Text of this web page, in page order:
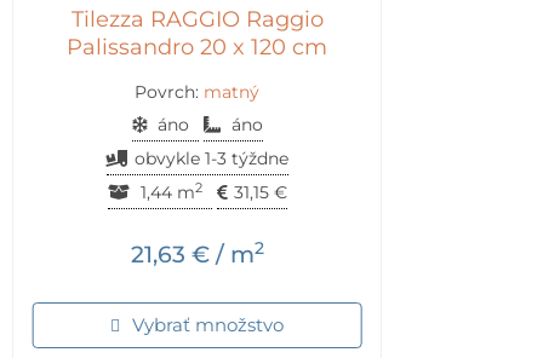
Tilezza RAGGIO Raggio
Palissandro 20 x 120 cm
Povrch: matný
áno
áno
obvykle 1-3 týždne
1,44 m2 31,15 €
21,63 €/ m2
Vybrať množstvo